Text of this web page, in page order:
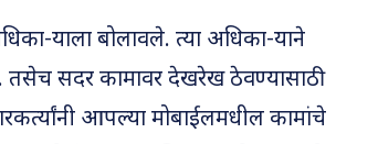
याला बोलावले. त्या अधिका-याने
तसेच सदर कामावर देखरेख ठेवण्यासाठी
आपल्या मोबाईलमधील कामांचे